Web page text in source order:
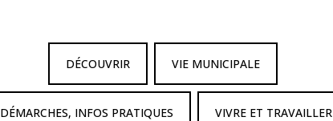
DÉCOUVRIR VIE MUNICIPALE
DÉMARCHES, INFOS PRATIQUES VIVRE ET TRAVAILLER